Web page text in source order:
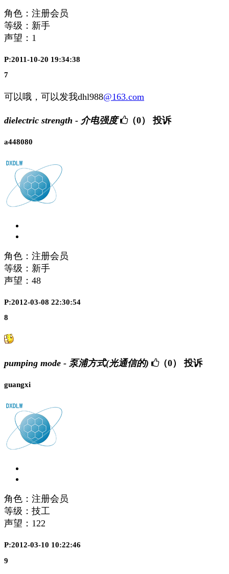
角色：注册会员
等级：新手
声望： 1
P:2011-10-20 19:34:38
7
可以哦，可以发我dhl988@163.com
dielectric strength - 介电强度 （0） 投诉
a448080
角色：注册会员
等级：新手
声望： 48
P:2012-03-08 22:30:54
8
pumping mode - 泵浦方式(光通信的) （0） 投诉
guangxi
角色：注册会员
等级：技工
声望： 122
P:2012-03-10 10:22:46
9